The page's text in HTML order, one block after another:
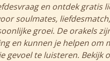
en ontdek gratis
soulmates,
groei. De orakels
en kunnen je helpen om
gevoel te luisteren. Bekijk